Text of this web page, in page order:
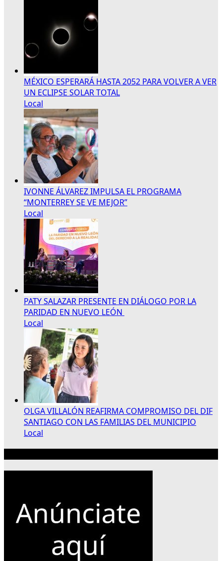
MÉXICO ESPERARÁ HASTA 2052 PARA VOLVER A VER
UN ECLIPSE SOLAR TOTAL
Local
IVONNE ÁLVAREZ IMPULSA EL PROGRAMA
“MONTERREY SE VE MEJOR”
Local
PATY SALAZAR PRESENTE EN DIÁLOGO POR LA
PARIDAD EN NUEVO LEÓN
Local
OLGA VILLALÓN REAFIRMA COMPROMISO DEL DIF
SANTIAGO CON LAS FAMILIAS DEL MUNICIPIO
Local